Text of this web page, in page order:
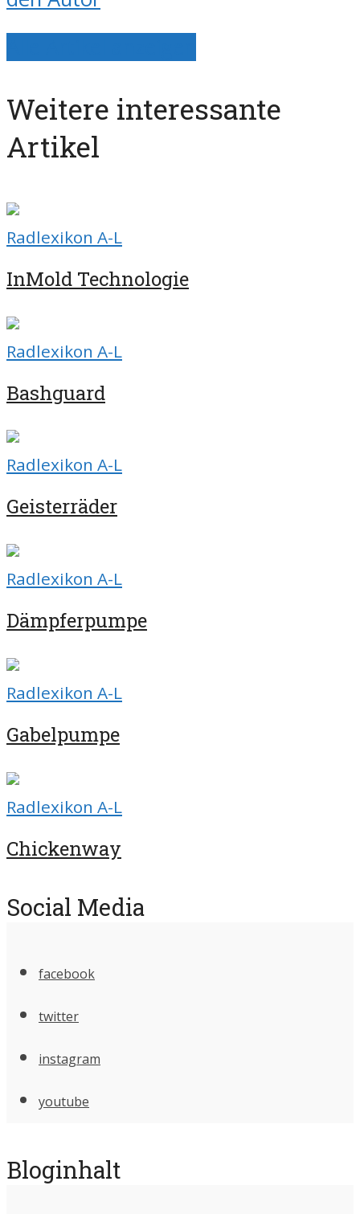
Weitere interessante
Artikel
Radlexikon A-L
InMold Technologie
Radlexikon A-L
Bashguard
Radlexikon A-L
Geisterräder
Radlexikon A-L
Dämpferpumpe
Radlexikon A-L
Gabelpumpe
Radlexikon A-L
Chickenway
Social Media
facebook
twitter
instagram
youtube
Bloginhalt